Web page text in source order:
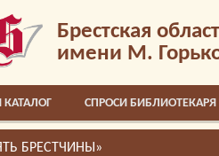
Брестская
имени М.
СПРОСИ БИБЛИОТЕКАРЯ
БРЕСТЧИНЫ»